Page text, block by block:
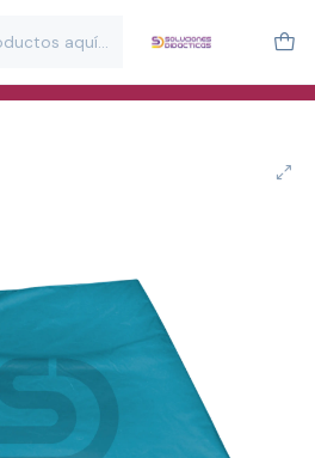
Chile.
educativos para aulas, terapeutas y